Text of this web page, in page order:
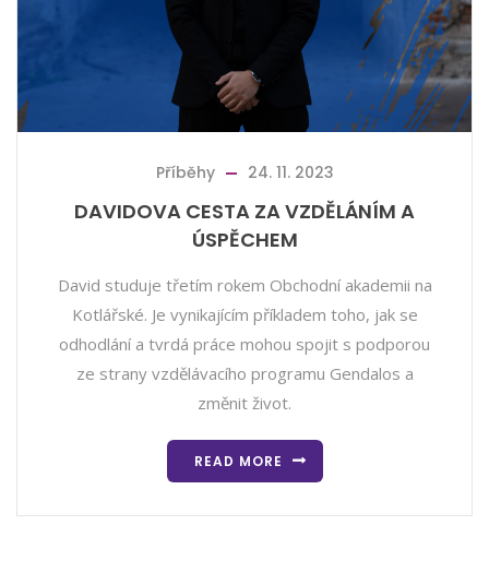
Příběhy 24. 11. 2023
DAVIDOVA CESTA ZA VZDĚLÁNÍM A
ÚSPĚCHEM
David studuje třetím rokem Obchodní akademii na
Kotlářské. Je vynikajícím příkladem toho, jak se
odhodlání a tvrdá práce mohou spojit s podporou
ze strany vzdělávacího programu Gendalos a
změnit život.
READ MORE